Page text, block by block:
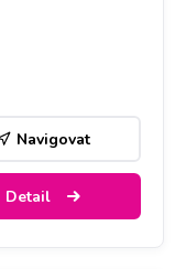
Navigovat
Detail